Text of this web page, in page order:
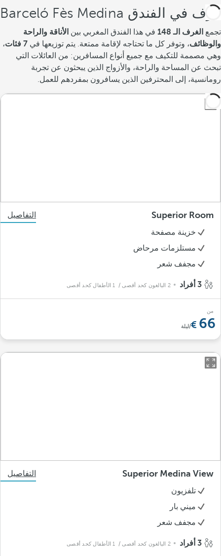
غرف في الفندق Barceló Fès Medina
تجمع الغرف الـ 148 في هذا الفندق المغربي بين الأناقة والراحة
والوظائف، وتوفر كل ما تحتاجه لإقامة ممتعة. يتم توزيعها في 7 فئات
،
وهي مصممة للتكيف مع جميع أنواع المسافرين: من العائلات التي
تبحث عن المساحة والراحة، والأزواج الذين يبحثون عن تجربة
رومانسية، إلى المحترفين الذين يسافرون بمفردهم للعمل.
Superior Room
التفاصيل
خزينة مصفحة
مستلزمات مرحاض
مجفف شعر
2 البالغون كحد أقصى / 1 الأطفال كحد أقصى
من
66 /ليلة
Superior Medina View
التفاصيل
تلفزيون
ميني بار
مجفف شعر
2 البالغون كحد أقصى / 1 الأطفال كحد أقصى